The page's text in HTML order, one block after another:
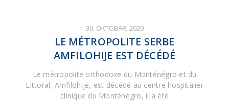
30. OKTOBAR, 2020
LE MÉTROPOLITE SERBE
AMFILOHIJE EST DÉCÉDÉ
Le métropolite orthodoxe du Monténégro et du
Littoral, Amfilohije, est décédé au centre hospitalier
clinique du Monténégro, il a été